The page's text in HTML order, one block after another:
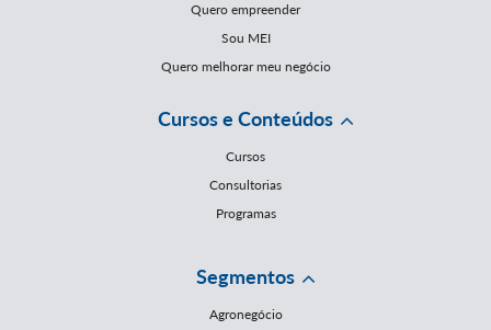
Quero empreender
Sou MEI
Quero melhorar meu negócio
Cursos e Conteúdos
Cursos
Consultorias
Programas
Segmentos
Agronegócio